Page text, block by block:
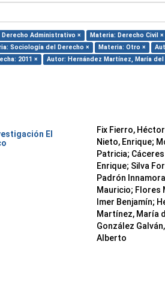
Administrativo × Materia: Derecho Civil ×
Sociología del Derecho × Materia: Otro ×
2011 × Autor: Hernández Martínez, María del
El
Fix Fierro, Héctor
Nieto, Enrique;
Patricia;
Enrique; Silva
Padrón
Mauricio; Flores
Imer Benjamín;
Martínez, María
González
Alberto